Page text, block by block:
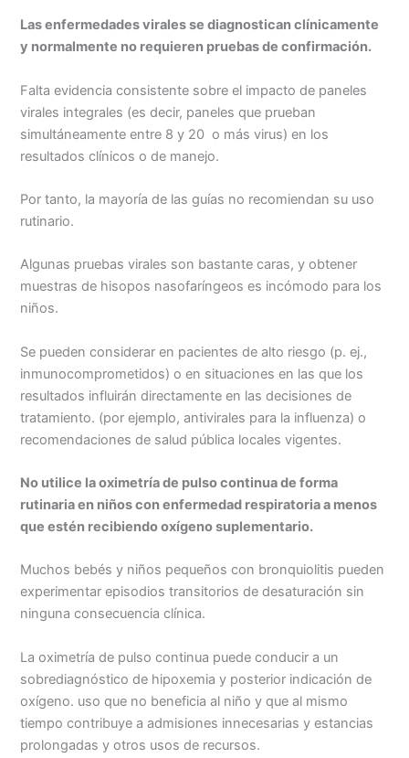
Las enfermedades virales se diagnostican clínicamente
y normalmente no requieren pruebas de confirmación.
Falta evidencia consistente sobre el impacto de paneles
virales integrales (es decir, paneles que prueban
simultáneamente entre 8 y 20 o más virus) en los
resultados clínicos o de manejo.
Por tanto, la mayoría de las guías no recomiendan su uso
rutinario.
Algunas pruebas virales son bastante caras, y obtener
muestras de hisopos nasofaríngeos es incómodo para los
niños.
Se pueden considerar en pacientes de alto riesgo (p. ej.,
inmunocomprometidos) o en situaciones en las que los
resultados influirán directamente en las decisiones de
tratamiento. (por ejemplo, antivirales para la influenza) o
recomendaciones de salud pública locales vigentes.
No utilice la oximetría de pulso continua de forma
rutinaria en niños con enfermedad respiratoria a menos
que estén recibiendo oxígeno suplementario.
Muchos bebés y niños pequeños con bronquiolitis pueden
experimentar episodios transitorios de desaturación sin
ninguna consecuencia clínica.
La oximetría de pulso continua puede conducir a un
sobrediagnóstico de hipoxemia y posterior indicación de
oxígeno. uso que no beneficia al niño y que al mismo
tiempo contribuye a admisiones innecesarias y estancias
prolongadas y otros usos de recursos.